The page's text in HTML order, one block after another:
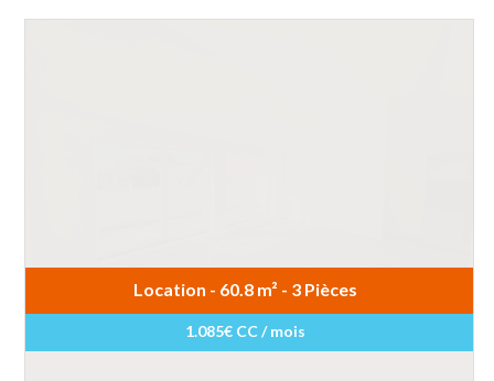
Location - 60.8 m² - 3 Pièces
1.085€ CC / mois